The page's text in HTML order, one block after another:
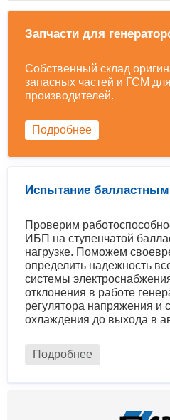
Запчасти для
Собственный склад
запасных частей и ГСМ
производителей.
Подробнее
Испытание
Проверим
ИБП на ступенчатой
нагрузке. Поможем
определить надежность
системы
отклонения в работе
регулятора напряжения и
охлаждения до выхода в
Подробнее